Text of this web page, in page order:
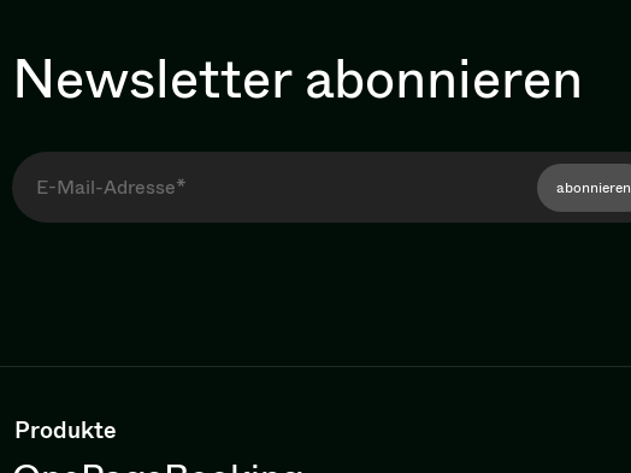
Newsletter abonnieren
abonnieren
Produkte